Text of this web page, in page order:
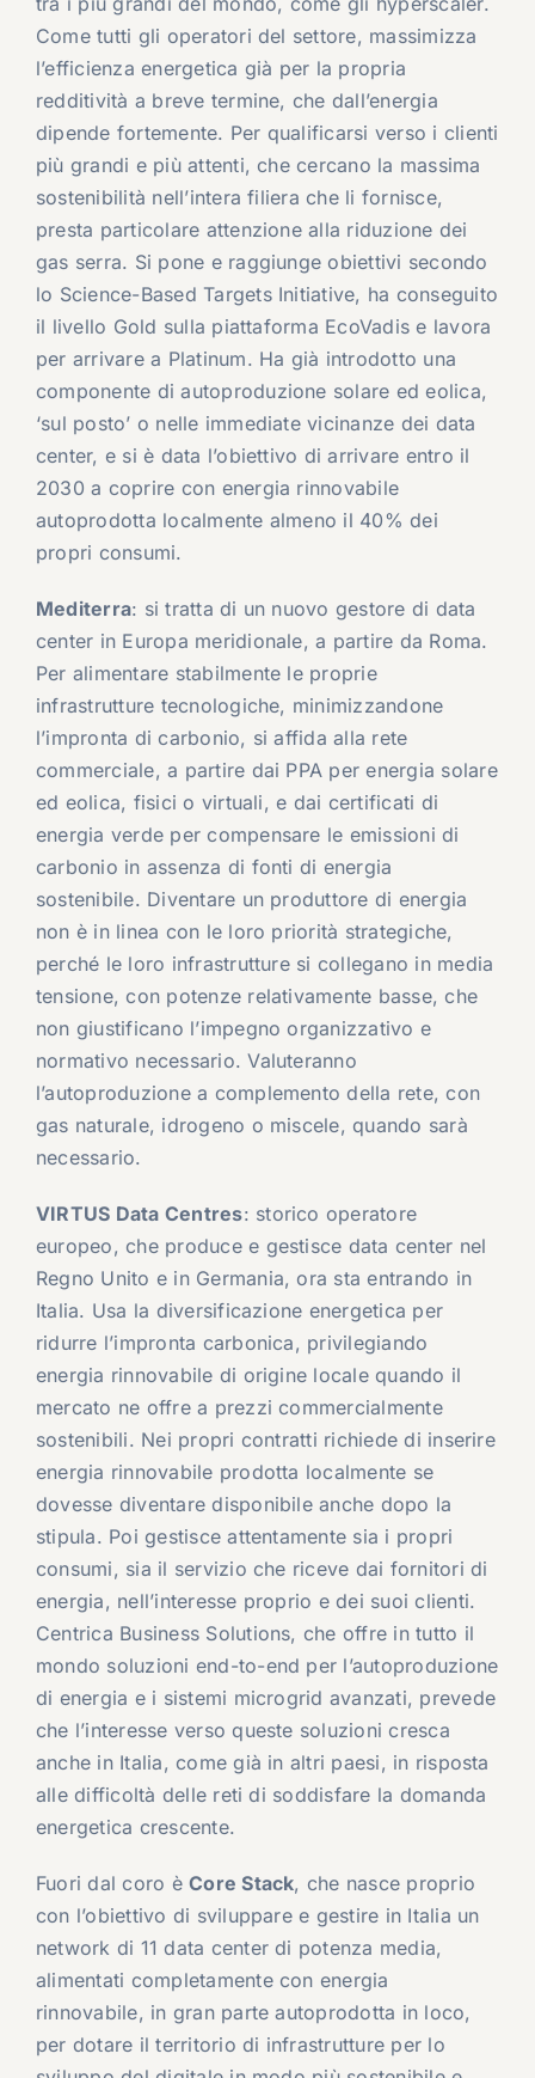
Come tutti gli operatori del settore, massimizza
l’efficienza energetica già per la propria
redditività a breve termine, che dall’energia
dipende fortemente. Per qualificarsi verso i clienti
più grandi e più attenti, che cercano la massima
sostenibilità nell’intera filiera che li fornisce,
presta particolare attenzione alla riduzione dei
gas serra. Si pone e raggiunge obiettivi secondo
lo Science-Based Targets Initiative, ha conseguito
il livello Gold sulla piattaforma EcoVadis e lavora
per arrivare a Platinum. Ha già introdotto una
componente di autoproduzione solare ed eolica,
‘sul posto’ o nelle immediate vicinanze dei data
center, e si è data l’obiettivo di arrivare entro il
2030 a coprire con energia rinnovabile
autoprodotta localmente almeno il 40% dei
propri consumi.
Mediterra: si tratta di un nuovo gestore di data
center in Europa meridionale, a partire da Roma.
Per alimentare stabilmente le proprie
infrastrutture tecnologiche, minimizzandone
l’impronta di carbonio, si affida alla rete
commerciale, a partire dai PPA per energia solare
ed eolica, fisici o virtuali, e dai certificati di
energia verde per compensare le emissioni di
carbonio in assenza di fonti di energia
sostenibile. Diventare un produttore di energia
non è in linea con le loro priorità strategiche,
perché le loro infrastrutture si collegano in media
tensione, con potenze relativamente basse, che
non giustificano l’impegno organizzativo e
normativo necessario. Valuteranno
l’autoproduzione a complemento della rete, con
gas naturale, idrogeno o miscele, quando sarà
necessario.
VIRTUS Data Centres: storico operatore
europeo, che produce e gestisce data center nel
Regno Unito e in Germania, ora sta entrando in
Italia. Usa la diversificazione energetica per
ridurre l’impronta carbonica, privilegiando
energia rinnovabile di origine locale quando il
mercato ne offre a prezzi commercialmente
sostenibili. Nei propri contratti richiede di inserire
energia rinnovabile prodotta localmente se
dovesse diventare disponibile anche dopo la
stipula. Poi gestisce attentamente sia i propri
consumi, sia il servizio che riceve dai fornitori di
energia, nell’interesse proprio e dei suoi clienti.
Centrica Business Solutions, che offre in tutto il
mondo soluzioni end-to-end per l’autoproduzione
di energia e i sistemi microgrid avanzati, prevede
che l’interesse verso queste soluzioni cresca
anche in Italia, come già in altri paesi, in risposta
alle difficoltà delle reti di soddisfare la domanda
energetica crescente.
Fuori dal coro èCore Stack, che nasce proprio
con l’obiettivo di sviluppare e gestire in Italia un
network di 11 data center di potenza media,
alimentati completamente con energia
rinnovabile, in gran parte autoprodotta in loco,
per dotare il territorio di infrastrutture per lo